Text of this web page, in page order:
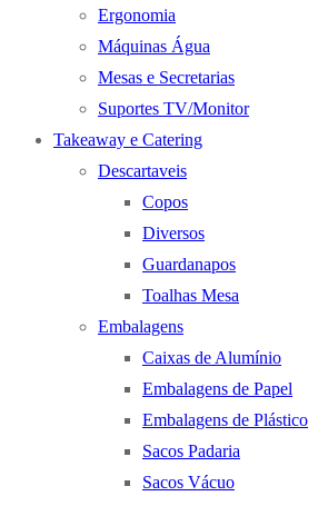
Ergonomia
Máquinas Água
Mesas e Secretarias
Suportes TV/Monitor
Takeaway e Catering
Descartaveis
Copos
Diversos
Guardanapos
Toalhas Mesa
Embalagens
Caixas de Alumínio
Embalagens de Papel
Embalagens de Plástico
Sacos Padaria
Sacos Vácuo